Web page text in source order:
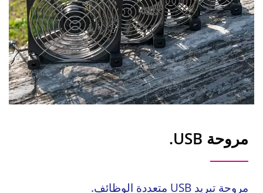
مروحة USB.
مروحة تبريد USB متعددة الوظائف.